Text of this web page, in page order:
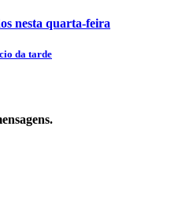
nesta quarta-feira
da tarde